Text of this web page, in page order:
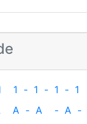
1 - 1 - 1 - 1
A - A - A -